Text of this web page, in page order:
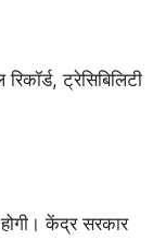
ट्रेसिबिलिटी
केंद्र सरकार